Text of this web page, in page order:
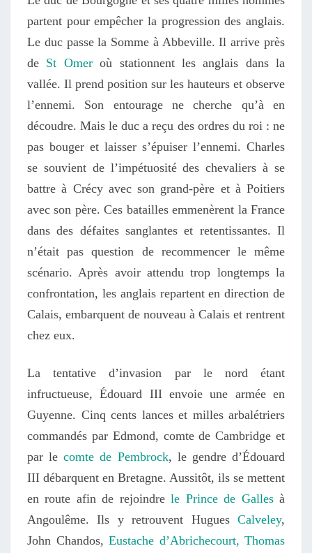
partent pour empêcher la progression des anglais.
Le duc passe la Somme à Abbeville. Il arrive près
de St Omeroù stationnent les anglais dans la
vallée. Il prend position sur les hauteurs et observe
l’ennemi. Son entourage ne cherche qu’à en
découdre. Mais le duc a reçu des ordres du roi : ne
pas bouger et laisser s’épuiser l’ennemi. Charles
se souvient de l’impétuosité des chevaliers à se
battre à Crécy avec son grand-père et à Poitiers
avec son père. Ces batailles emmenèrent la France
dans des défaites sanglantes et retentissantes. Il
n’était pas question de recommencer le même
scénario. Après avoir attendu trop longtemps la
confrontation, les anglais repartent en direction de
Calais, embarquent de nouveau à Calais et rentrent
chez eux.
La tentative d’invasion par le nord étant
infructueuse, Édouard III envoie une armée en
Guyenne. Cinq cents lances et milles arbalétriers
commandés par Edmond, comte de Cambridge et
par le comte de Pembrock, le gendre d’Édouard
III débarquent en Bretagne. Aussitôt, ils se mettent
en route afin de rejoindrele Prince de Gallesà
Angoulême. Ils y retrouvent Hugues Calveley,
John Chandos, Eustache d’Abrichecourt, Thomas